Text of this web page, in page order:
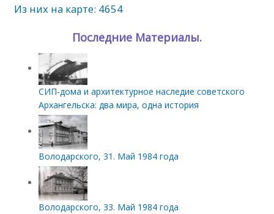
Из них на карте: 4654
Последние Материалы.
СИП‑дома и архитектурное наследие советского
Архангельска: два мира, одна история
Володарского, 31. Май 1984 года
Володарского, 33. Май 1984 года